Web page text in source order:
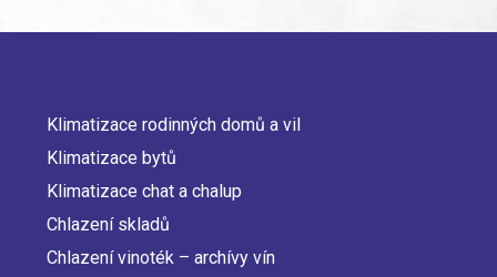
Main
navigation
Klimatizace rodinných domů a vil
Klimatizace bytů
Klimatizace chat a chalup
Chlazení skladů
Chlazení vinoték – archívy vín